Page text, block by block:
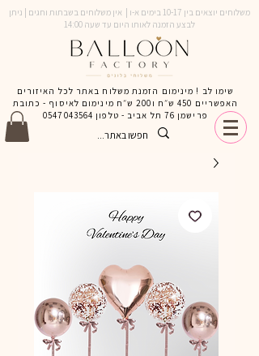
משלוחים יוצאים בין 10-17 בימים א-ו | אין משלוחים בשבתות וחגים | ניתן
לבצע הזמנה לאותו היום עד שעה 14:00
שימו לב ! מינימום הזמנת משלוח באתר לכל האיזורים
האפשריים 450 ש״ח ו200 ש״ח מינימום לאיסוף - כתובת
פרישמן 76 תל אביב - טלפון
0547043564